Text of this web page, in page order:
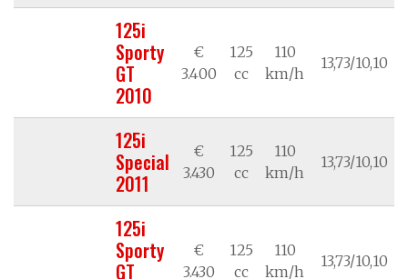
125i
Sporty
GT
2010
€
3.400
125
cc
110
km/h
13,73/10,10
125i
Special
2011
€
3.430
125
cc
110
km/h
13,73/10,10
125i
Sporty
GT
€
3.430
125
cc
110
km/h
13,73/10,10